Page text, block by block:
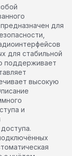
для
для стабильной
поддерживает
высокую
и